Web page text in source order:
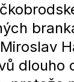
dlouho